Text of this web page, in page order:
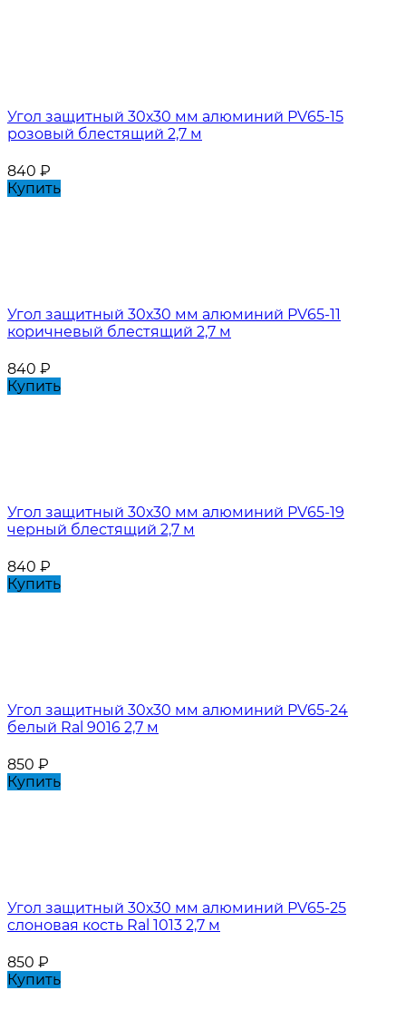
Угол защитный 30х30 мм алюминий PV65-15
розовый блестящий 2,7 м
840 ₽
Купить
Угол защитный 30х30 мм алюминий PV65-11
коричневый блестящий 2,7 м
840 ₽
Купить
Угол защитный 30х30 мм алюминий PV65-19
черный блестящий 2,7 м
840 ₽
Купить
Угол защитный 30х30 мм алюминий PV65-24
белый Ral 9016 2,7 м
850 ₽
Купить
Угол защитный 30х30 мм алюминий PV65-25
слоновая кость Ral 1013 2,7 м
850 ₽
Купить